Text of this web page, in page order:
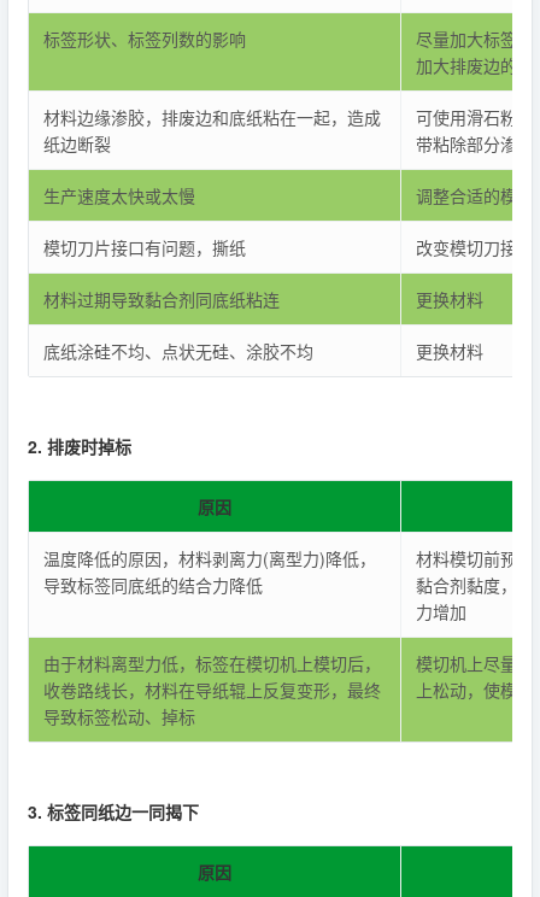
标签形状、标签列数的影响
尽量加大标签
加大排废边的强
材料边缘渗胶，排废边和底纸粘在一起，造成
纸边断裂
可使用滑石粉
带粘除部分渗胶
生产速度太快或太慢 调整合适的模切
模切刀片接口有问题，撕纸 改变模切刀接口
材料过期导致黏合剂同底纸粘连 更换材料
底纸涂硅不均、点状无硅、涂胶不均 更换材料
2. 排废时掉标
原因
温度降低的原因，材料剥离力(离型力)降低，
导致标签同底纸的结合力降低
材料模切前预
黏合剂黏度，
力增加
由于材料离型力低，标签在模切机上模切后，
收卷路线长，材料在导纸辊上反复变形，最终
导致标签松动、掉标
模切机上尽量
上松动，使模
3. 标签同纸边一同揭下
原因